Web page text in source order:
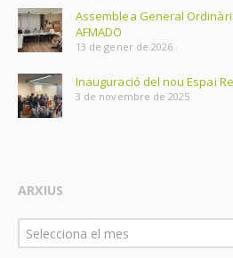
Assemblea General
AFMADO
13 de gener de 2026
Inauguració del nou Espai
3 de novembre de 2025
ARXIUS
Arxius
Selecciona el mes